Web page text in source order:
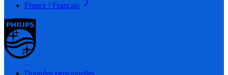
France / Français
Données personnelles